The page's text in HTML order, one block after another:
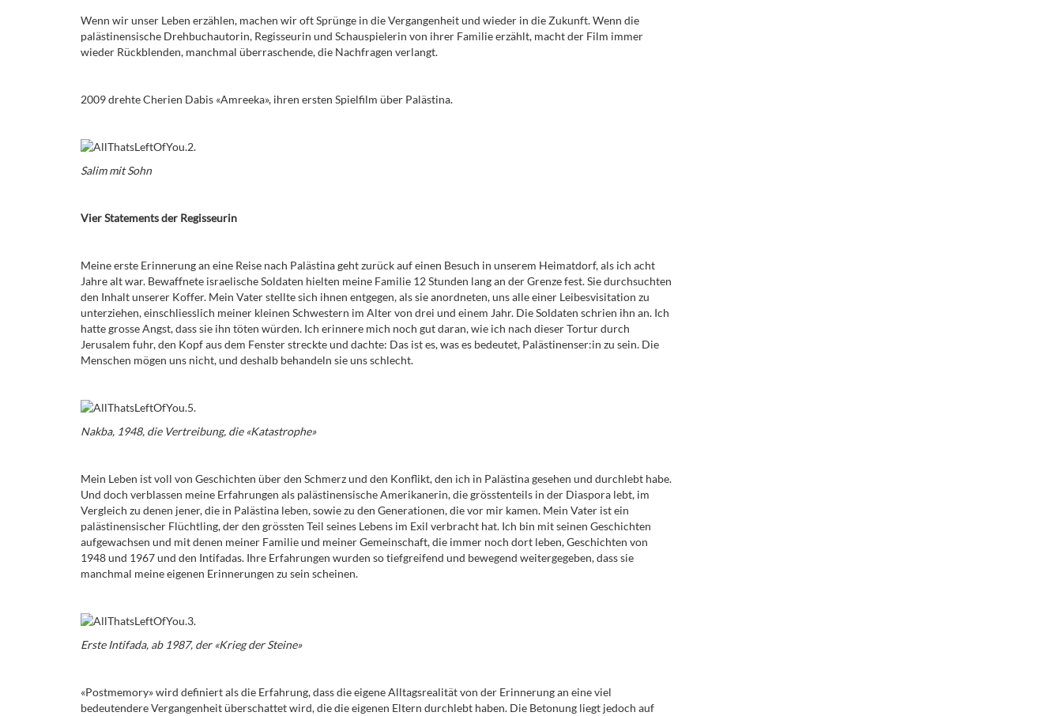
Wenn wir unser Leben erzählen, machen wir oft Sprünge in die Vergangenheit und wieder in die Zukunft. Wenn die
palästinensische Drehbuchautorin, Regisseurin und Schauspielerin von ihrer Familie erzählt, macht der Film immer
wieder Rückblenden, manchmal überraschende, die Nachfragen verlangt.
2009 drehte Cherien Dabis «Amreeka», ihren ersten Spielfilm über Palästina.
Salim mit Sohn
Vier Statements der Regisseurin
Meine erste Erinnerung an eine Reise nach Palästina geht zurück auf einen Besuch in unserem Heimatdorf, als ich acht
Jahre alt war. Bewaffnete israelische Soldaten hielten meine Familie 12 Stunden lang an der Grenze fest. Sie durchsuchten
den Inhalt unserer Koffer. Mein Vater stellte sich ihnen entgegen, als sie anordneten, uns alle einer Leibesvisitation zu
unterziehen, einschliesslich meiner kleinen Schwestern im Alter von drei und einem Jahr. Die Soldaten schrien ihn an. Ich
hatte grosse Angst, dass sie ihn töten würden. Ich erinnere mich noch gut daran, wie ich nach dieser Tortur durch
Jerusalem fuhr, den Kopf aus dem Fenster streckte und dachte: Das ist es, was es bedeutet, Palästinenser:in zu sein. Die
Menschen mögen uns nicht, und deshalb behandeln sie uns schlecht.
Nakba, 1948, die Vertreibung, die «Katastrophe»
Mein Leben ist voll von Geschichten über den Schmerz und den Konflikt, den ich in Palästina gesehen und durchlebt habe.
Und doch verblassen meine Erfahrungen als palästinensische Amerikanerin, die grösstenteils in der Diaspora lebt, im
Vergleich zu denen jener, die in Palästina leben, sowie zu den Generationen, die vor mir kamen. Mein Vater ist ein
palästinensischer Flüchtling, der den grössten Teil seines Lebens im Exil verbracht hat. Ich bin mit seinen Geschichten
aufgewachsen und mit denen meiner Familie und meiner Gemeinschaft, die immer noch dort leben, Geschichten von
1948 und 1967 und den Intifadas. Ihre Erfahrungen wurden so tiefgreifend und bewegend weitergegeben, dass sie
manchmal meine eigenen Erinnerungen zu sein scheinen.
Erste Intifada, ab 1987, der «Krieg der Steine»
«Postmemory» wird definiert als die Erfahrung, dass die eigene Alltagsrealität von der Erinnerung an eine viel
bedeutendere Vergangenheit überschattet wird, die die eigenen Eltern durchlebt haben. Die Betonung liegt jedoch auf